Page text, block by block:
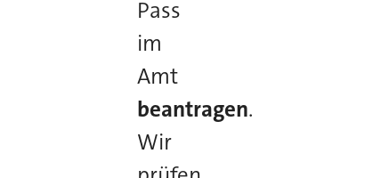
Pass
im
Amt
beantragen.
Wir